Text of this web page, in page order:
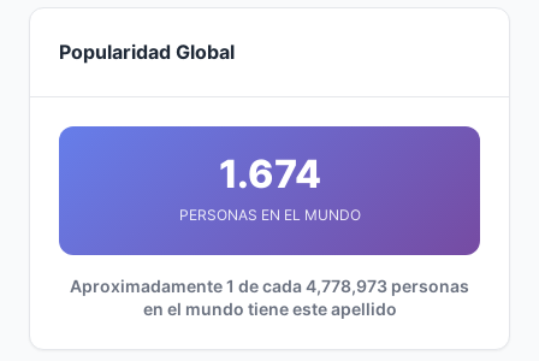
Popularidad Global
1.674
PERSONAS EN EL MUNDO
Aproximadamente 1 de cada 4,778,973 personas
en el mundo tiene este apellido